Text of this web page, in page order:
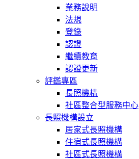
業務說明
法規
登錄
認證
繼續教育
認證更新
評鑑專區
長照機構
社區整合型服務中心
長照機構設立
居家式長照機構
住宿式長照機構
社區式長照機構